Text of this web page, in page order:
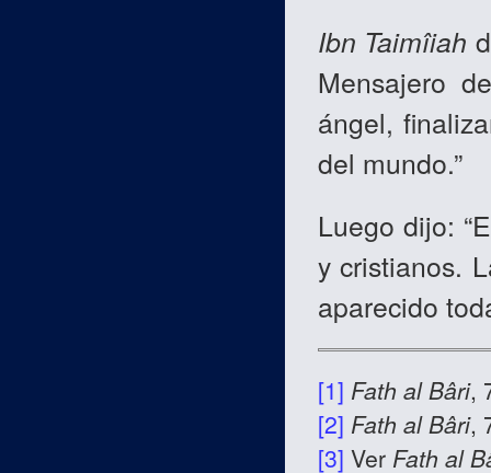
Ibn Taimîiah
Mensajero
ángel,
del mundo.”
Luego dijo:
y cristianos.
aparecido
[1] Fath al Bâri,
[2] Fath al Bâri,
[3] Ver Fath al